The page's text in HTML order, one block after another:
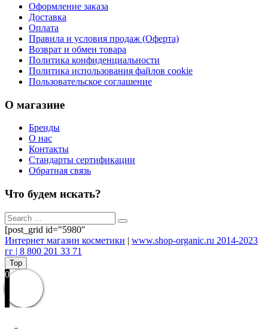
Оформление заказа
Доставка
Оплата
Правила и условия продаж (Оферта)
Возврат и обмен товара
Политика конфиденциальности
Политика использования файлов cookie
Пользовательское соглашение
О магазине
Бренды
О нас
Контакты
Стандарты сертификации
Обратная связь
Что будем искать?
[post_grid id="5980"
Интернет магазин косметики | www.shop-organic.ru 2014-2023
гг | 8 800 201 33 71
Top
0